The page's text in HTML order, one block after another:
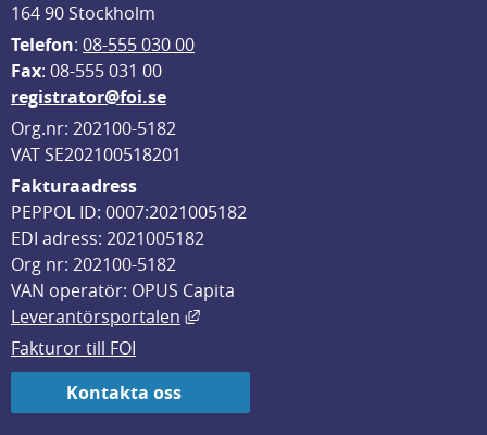
164 90 Stockholm
Telefon: 08-555 030 00
Fax: 08-555 031 00
registrator@foi.se
Org.nr: 202100-5182
VAT SE202100518201
Fakturaadress
PEPPOL ID: 0007:2021005182
EDI adress: 2021005182
Org nr: 202100-5182
VAN operatör: OPUS Capita
Leverantörsportalen
Länk till annan webbplats, öppnas
Fakturor till FOI
Kontakta oss